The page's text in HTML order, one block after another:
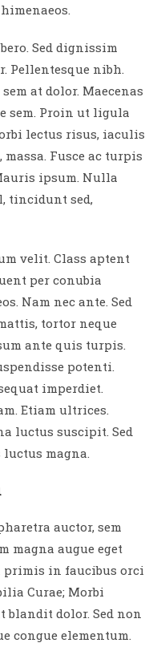
Sed dignissim
Pellentesque nibh.
at dolor. Maecenas
sem. Proin ut ligula
lectus risus, iaculis
Fusce ac turpis
ipsum. Nulla
tincidunt sed,
velit. Class aptent
per conubia
Nam nec ante. Sed
tortor neque
ante quis turpis.
potenti.
imperdiet.
Etiam ultrices.
luctus suscipit. Sed
magna.
auctor, sem
magna augue eget
primis in faucibus orci
Curae; Morbi
blandit dolor. Sed non
congue elementum.